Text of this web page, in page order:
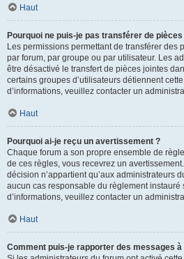
Haut
Pourquoi ne puis-je pas transférer de
Les permissions permettant de transférer des
par forum, par groupe ou par utilisateur. Les
être désactivé le transfert de pièces jointes
certains groupes d’utilisateurs détiennent
d’informations, veuillez contacter un
Haut
Pourquoi ai-je reçu un avertissement ?
Chaque forum a son propre ensemble de
de ces règles, vous recevrez un
décision n’appartient qu’aux administrateurs
aucun cas responsable du règlement instauré
d’informations, veuillez contacter un
Haut
Comment puis-je rapporter des messages